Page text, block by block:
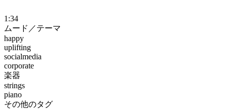
1:34
ムード／テーマ
happy
uplifting
socialmedia
corporate
楽器
strings
piano
その他のタグ